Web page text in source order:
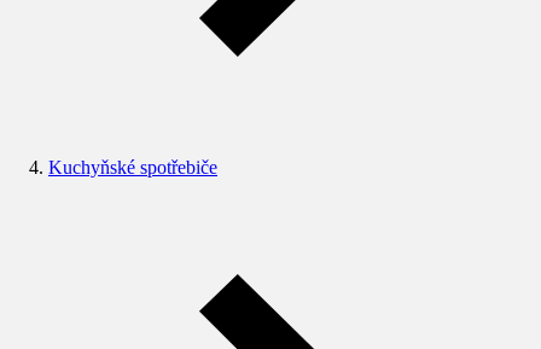
Kuchyňské spotřebiče